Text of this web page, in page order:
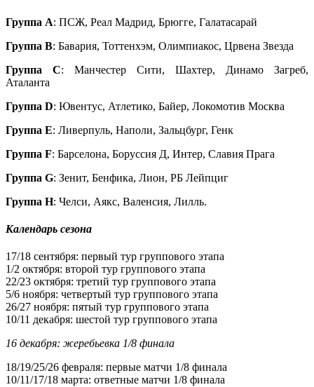
Группа A: ПСЖ, Реал Мадрид, Брюгге, Галатасарай
Группа B: Бавария, Тоттенхэм, Олимпиакос, Црвена Звезда
Группа
C: Манчестер Сити, Шахтер, Динамо Загреб,
Аталанта
Группа D: Ювентус, Атлетико, Байер, Локомотив Москва
Группа E: Ливерпуль, Наполи, Зальцбург, Генк
Группа F: Барселона, Боруссия Д, Интер, Славия Прага
Группа G: Зенит, Бенфика, Лион, РБ Лейпциг
Группа H: Челси, Аякс, Валенсия, Лилль.
Календарь сезона
17/18 сентября: первый тур группового этапа
1/2 октября: второй тур группового этапа
22/23 октября: третий тур группового этапа
5/6 ноября: четвертый тур группового этапа
26/27 ноября: пятый тур группового этапа
10/11 декабря: шестой тур группового этапа
16 декабря: жеребьевка 1/8 финала
18/19/25/26 февраля: первые матчи 1/8 финала
10/11/17/18 марта: ответные матчи 1/8 финала